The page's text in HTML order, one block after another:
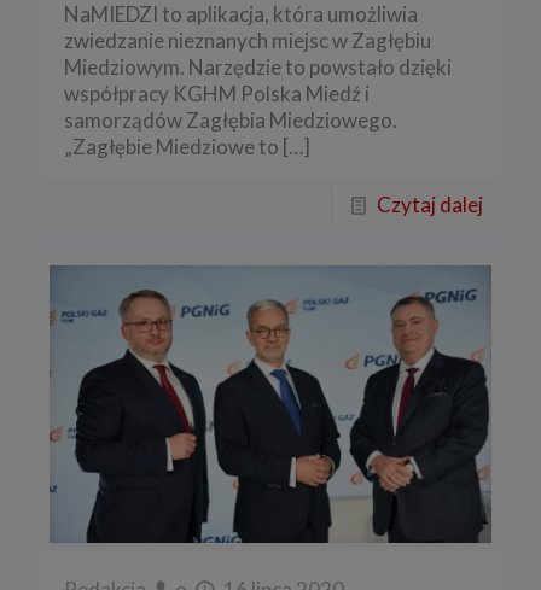
NaMIEDZI to aplikacja, która umożliwia
zwiedzanie nieznanych miejsc w Zagłębiu
Miedziowym. Narzędzie to powstało dzięki
współpracy KGHM Polska Miedź i
samorządów Zagłębia Miedziowego.
„Zagłębie Miedziowe to […]
Czytaj dalej